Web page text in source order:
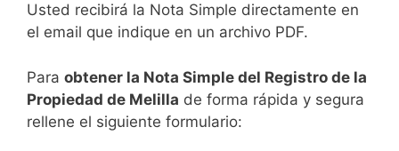
Usted recibirá la Nota Simple directamente en
el email que indique en un archivo PDF.
Para obtener la Nota Simple del Registro de la
Propiedad de Melilla de forma rápida y segura
rellene el siguiente formulario: